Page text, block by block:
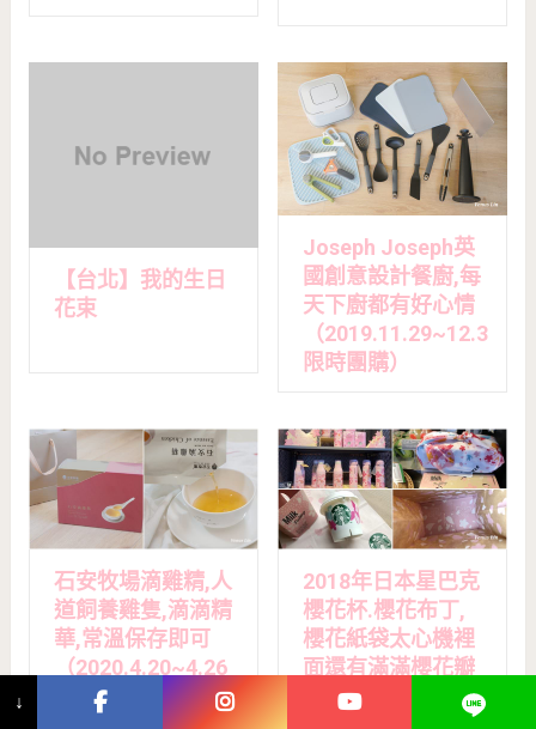
【台北】我的生日
花束
Joseph Joseph英
國創意設計餐廚,每
天下廚都有好心情
（2019.11.29~12.3
限時團購）
石安牧場滴雞精,人
道飼養雞隻,滴滴精
華,常溫保存即可
（2020.4.20~4.26
限時團購）
2018年日本星巴克
櫻花杯.櫻花布丁,
櫻花紙袋太心機裡
面還有滿滿櫻花瓣
↓